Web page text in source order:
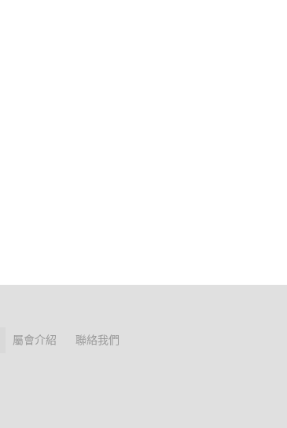
屬會介紹 聯絡我們